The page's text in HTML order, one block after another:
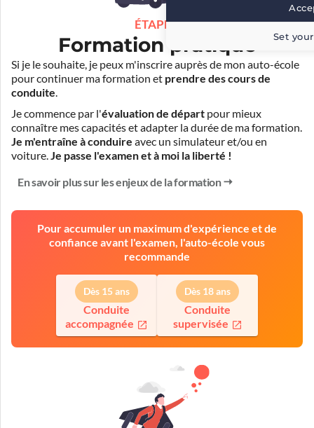
ÉTAPE 3
Formation pratique
Si je le souhaite, je peux m'inscrire auprès de mon auto-école
pour continuer ma formation et prendre des cours de
conduite.
Je commence par l'évaluation de départ pour mieux
connaître mes capacités et adapter la durée de ma formation.
Je m'entraîne à conduire avec un simulateur et/ou en
voiture.Je passe l'examen et à moi la liberté !
En savoir plus sur les enjeux de la formation
Pour accumuler un maximum d'expérience et de
confiance avant l'examen, l'auto-école vous
recommande
Dès 15 ans
Conduite
accompagnée
Dès 18 ans
Conduite
supervisée
Set